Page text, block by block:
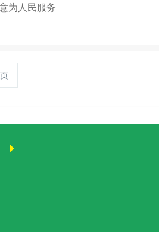
为人民服务